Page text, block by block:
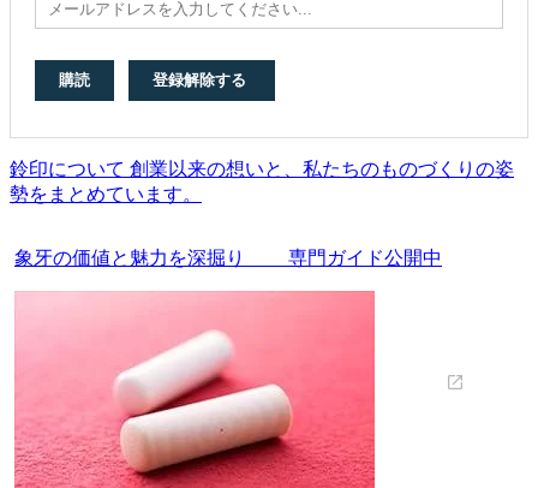
鈴印について 創業以来の想いと、私たちのものづくりの姿
勢をまとめています。
象牙の価値と魅力を深掘り 専門ガイド公開中